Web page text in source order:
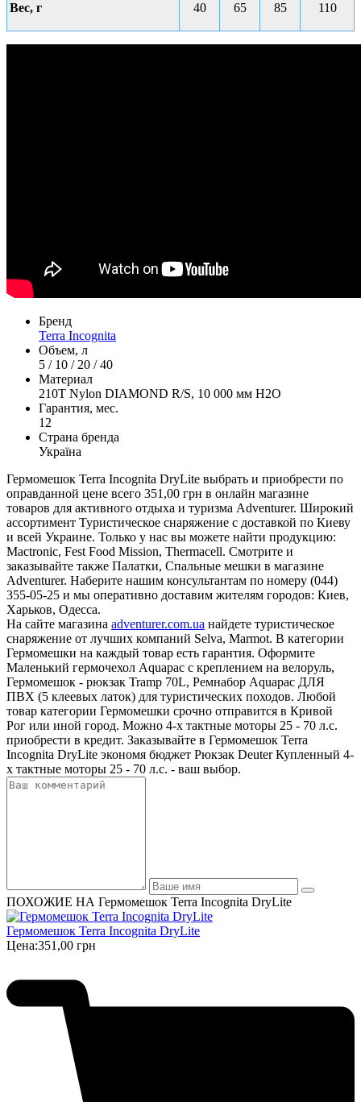
Вес, г 40 65 85 110
Бренд
Terra Incognita
Объем, л
5 / 10 / 20 / 40
Материал
210T Nylon DIAMOND R/S, 10 000 мм H2O
Гарантия, мес.
12
Страна бренда
Україна
Гермомешок Terra Incognita DryLite выбрать и приобрести по
оправданной цене всего 351,00 грн в онлайн магазине
товаров для активного отдыха и туризма Adventurer. Широкий
ассортимент Туристическое снаряжение с доставкой по Киеву
и всей Украине. Только у нас вы можете найти продукцию:
Mactronic, Fest Food Mission, Thermacell. Смотрите и
заказывайте также Палатки, Спальные мешки в магазине
Adventurer. Наберите нашим консультантам по номеру (044)
355-05-25 и мы оперативно доставим жителям городов: Киев,
Харьков, Одесса.
На сайте магазина adventurer.com.ua найдете туристическое
снаряжение от лучших компаний Selva, Marmot. В категории
Гермомешки на каждый товар есть гарантия. Оформите
Маленький гермочехол Aquapac с креплением на велоруль,
Гермомешок - рюкзак Tramp 70L, Ремнабор Aquapac ДЛЯ
ПВХ (5 клеевых латок) для туристических походов. Любой
товар категории Гермомешки срочно отправится в Кривой
Рог или иной город. Можно 4-х тактные моторы 25 - 70 л.с.
приобрести в кредит. Заказывайте в Гермомешок Terra
Incognita DryLite экономя бюджет Рюкзак Deuter Купленный 4-
х тактные моторы 25 - 70 л.с. - ваш выбор.
ПОХОЖИЕ НА Гермомешок Terra Incognita DryLite
Гермомешок Terra Incognita DryLite
Цена:351,00 грн